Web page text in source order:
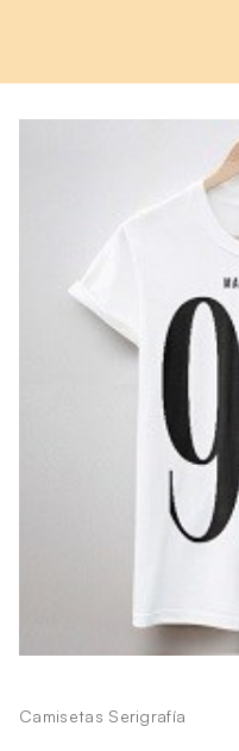
Camisetas Serigrafía